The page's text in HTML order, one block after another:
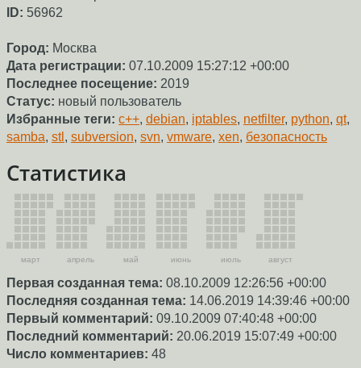
ID: 56962
Город: Москва
Дата регистрации: 07.10.2009 15:27:12 +00:00
Последнее посещение: 2019
Статус: новый пользователь
Избранные теги: c++, debian, iptables, netfilter, python, qt,
samba, stl , subversion, svn, vmware, xen, безопасность
Статистика
март апрель май июнь июль август
Первая созданная тема: 08.10.2009 12:26:56 +00:00
Последняя созданная тема: 14.06.2019 14:39:46 +00:00
Первый комментарий: 09.10.2009 07:40:48 +00:00
Последний комментарий: 20.06.2019 15:07:49 +00:00
Число комментариев: 48